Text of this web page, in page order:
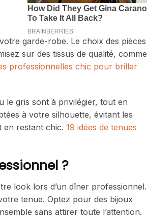
garde-robe. Le choix des pièces
sur des tissus de qualité, comme
professionnelles chic pour briller
le gris sont à privilégier, tout en
à votre silhouette, évitant les
en restant chic. 19 idées de tenues
?
look lors d’un dîner professionnel.
tenue. Optez pour des bijoux
sans attirer toute l’attention.